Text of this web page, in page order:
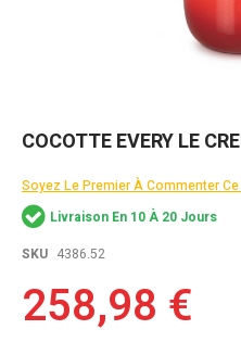
Skip
beginning
of
the
images
COCOTTE EVERY LE
Soyez Le Premier À Commenter
Livraison En 10 À 20 Jours
SKU 4386.52
258,98 €